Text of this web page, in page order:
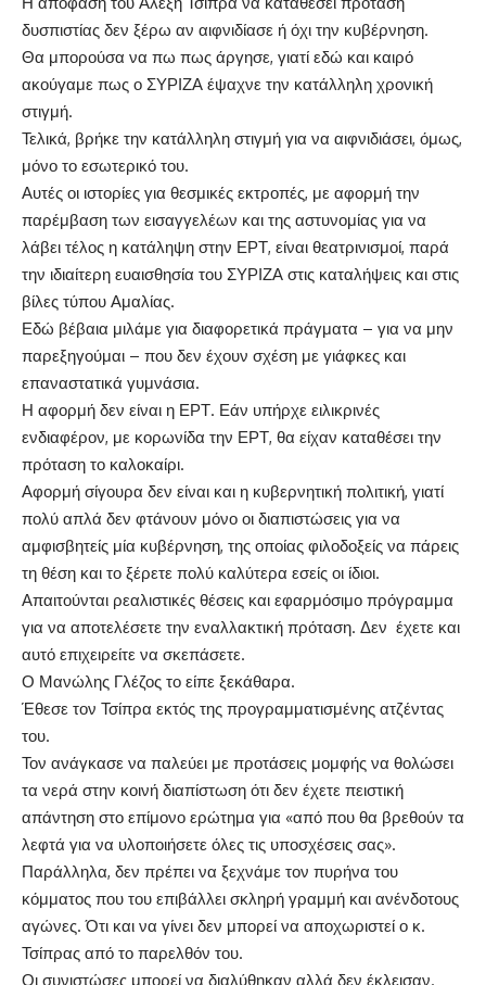
δυσπιστίας δεν ξέρω αν αιφνιδίασε ή όχι την κυβέρνηση.
Θα μπορούσα να πω πως άργησε, γιατί εδώ και καιρό
ακούγαμε πως ο ΣΥΡΙΖΑ έψαχνε την κατάλληλη χρονική
στιγμή.
Τελικά, βρήκε την κατάλληλη στιγμή για να αιφνιδιάσει, όμως,
μόνο το εσωτερικό του.
Αυτές οι ιστορίες για θεσμικές εκτροπές, με αφορμή την
παρέμβαση των εισαγγελέων και της αστυνομίας για να
λάβει τέλος η κατάληψη στην ΕΡΤ, είναι θεατρινισμοί, παρά
την ιδιαίτερη ευαισθησία του ΣΥΡΙΖΑ στις καταλήψεις και στις
βίλες τύπου Αμαλίας.
Εδώ βέβαια μιλάμε για διαφορετικά πράγματα – για να μην
παρεξηγούμαι – που δεν έχουν σχέση με γιάφκες και
επαναστατικά γυμνάσια.
Η αφορμή δεν είναι η ΕΡΤ. Εάν υπήρχε ειλικρινές
ενδιαφέρον, με κορωνίδα την ΕΡΤ, θα είχαν καταθέσει την
πρόταση το καλοκαίρι.
Αφορμή σίγουρα δεν είναι και η κυβερνητική πολιτική, γιατί
πολύ απλά δεν φτάνουν μόνο οι διαπιστώσεις για να
αμφισβητείς μία κυβέρνηση, της οποίας φιλοδοξείς να πάρεις
τη θέση και το ξέρετε πολύ καλύτερα εσείς οι ίδιοι.
Απαιτούνται ρεαλιστικές θέσεις και εφαρμόσιμο πρόγραμμα
για να αποτελέσετε την εναλλακτική πρόταση. Δεν έχετε και
αυτό επιχειρείτε να σκεπάσετε.
Ο Μανώλης Γλέζος το είπε ξεκάθαρα.
Έθεσε τον Τσίπρα εκτός της προγραμματισμένης ατζέντας
του.
Τον ανάγκασε να παλεύει με προτάσεις μομφής να θολώσει
τα νερά στην κοινή διαπίστωση ότι δεν έχετε πειστική
απάντηση στο επίμονο ερώτημα για «από που θα βρεθούν τα
λεφτά για να υλοποιήσετε όλες τις υποσχέσεις σας».
Παράλληλα, δεν πρέπει να ξεχνάμε τον πυρήνα του
κόμματος που του επιβάλλει σκληρή γραμμή και ανένδοτους
αγώνες. Ότι και να γίνει δεν μπορεί να αποχωριστεί ο κ.
Τσίπρας από το παρελθόν του.
Οι συνιστώσες μπορεί να διαλύθηκαν αλλά δεν έκλεισαν.